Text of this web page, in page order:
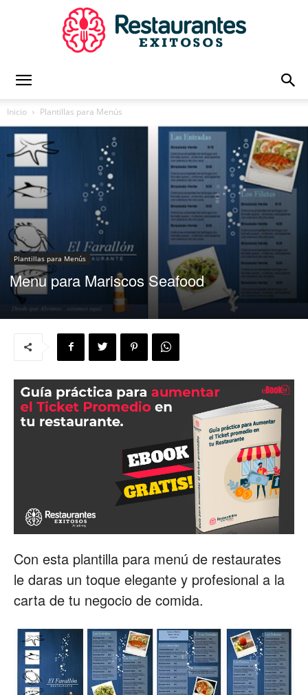
Exitosos
Capacitación
para
Restaurantes
|
de
Restaurantes
Inicio Plantillas para Menús
Plantillas para Menús
Menu para Mariscos Seafood
Con esta plantilla para menú de restaurates
le daras un toque elegante y profesional a la
carta de tu negocio de comida.